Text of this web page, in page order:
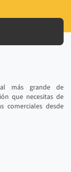
más grande de
que necesitas de
comerciales desde